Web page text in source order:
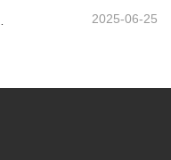
2025-06-25